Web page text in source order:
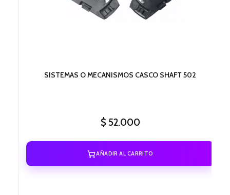
SISTEMAS O MECANISMOS CASCO SHAFT 502
$52.000
AÑADIR AL CARRITO